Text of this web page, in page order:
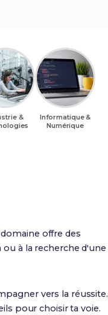
&
Informatique &
Numérique
offre des
à la recherche d'une
vers la réussite.
pour choisir ta voie.